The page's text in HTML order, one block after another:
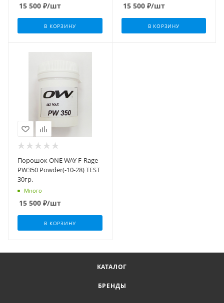
15 500 ₽/шт
В КОРЗИНУ
15 500₽/шт
В КОРЗИНУ
Порошок ONE WAY F-Rage
PW350 Powder(-10-28) TEST
30гр.
Много
15 500 ₽/шт
В КОРЗИНУ
КАТАЛОГ
БРЕНДЫ